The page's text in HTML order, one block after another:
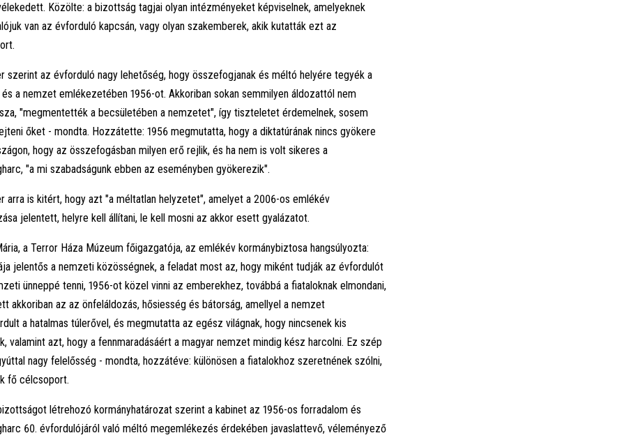
Közölte: a bizottság tagjai olyan intézményeket képviselnek, amelyeknek
van az évforduló kapcsán, vagy olyan szakemberek, akik kutatták ezt az
szerint az évforduló nagy lehetőség, hogy összefogjanak és méltó helyére tegyék a
a nemzet emlékezetében 1956-ot. Akkoriban sokan semmilyen áldozattól nem
"megmentették a becsületében a nemzetet", így tiszteletet érdemelnek, sosem
őket - mondta. Hozzátette: 1956 megmutatta, hogy a diktatúrának nincs gyökere
hogy az összefogásban milyen erő rejlik, és ha nem is volt sikeres a
"a mi szabadságunk ebben az eseményben gyökerezik".
arra is kitért, hogy azt "a méltatlan helyzetet", amelyet a 2006-os emlékév
jelentett, helyre kell állítani, le kell mosni az akkor esett gyalázatot.
a Terror Háza Múzeum főigazgatója, az emlékév kormánybiztosa hangsúlyozta:
jelentős a nemzeti közösségnek, a feladat most az, hogy miként tudják az évfordulót
ünneppé tenni, 1956-ot közel vinni az emberekhez, továbbá a fiataloknak elmondani,
akkoriban az az önfeláldozás, hősiesség és bátorság, amellyel a nemzet
a hatalmas túlerővel, és megmutatta az egész világnak, hogy nincsenek kis
valamint azt, hogy a fennmaradásáért a magyar nemzet mindig kész harcolni. Ez szép
nagy felelősség - mondta, hozzátéve: különösen a fiatalokhoz szeretnének szólni,
fő célcsoport.
létrehozó kormányhatározat szerint a kabinet az 1956-os forradalom és
60. évfordulójáról való méltó megemlékezés érdekében javaslattevő, véleményező